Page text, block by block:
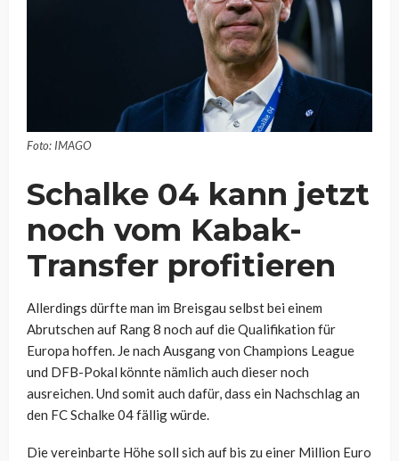
Foto: IMAGO
Schalke 04 kann jetzt
noch vom Kabak-
Transfer profitieren
Allerdings dürfte man im Breisgau selbst bei einem
Abrutschen auf Rang 8 noch auf die Qualifikation für
Europa hoffen. Je nach Ausgang von Champions League
und DFB-Pokal könnte nämlich auch dieser noch
ausreichen. Und somit auch dafür, dass ein Nachschlag an
den FC Schalke 04 fällig würde.
Die vereinbarte Höhe soll sich auf bis zu einer Million Euro